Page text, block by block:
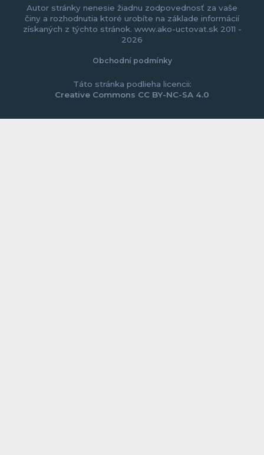
Autor stránky nenesie žiadnu zodpovednosť za vaše
činy a rozhodnutia ktoré urobíte na základe informácií
získaných z týchto stránok. www.ako-uctovat.sk 2011 -
2026
Obchodní podmínky
Táto stránka podlieha licencii:
Creative Commons CC BY-NC-SA 4.0